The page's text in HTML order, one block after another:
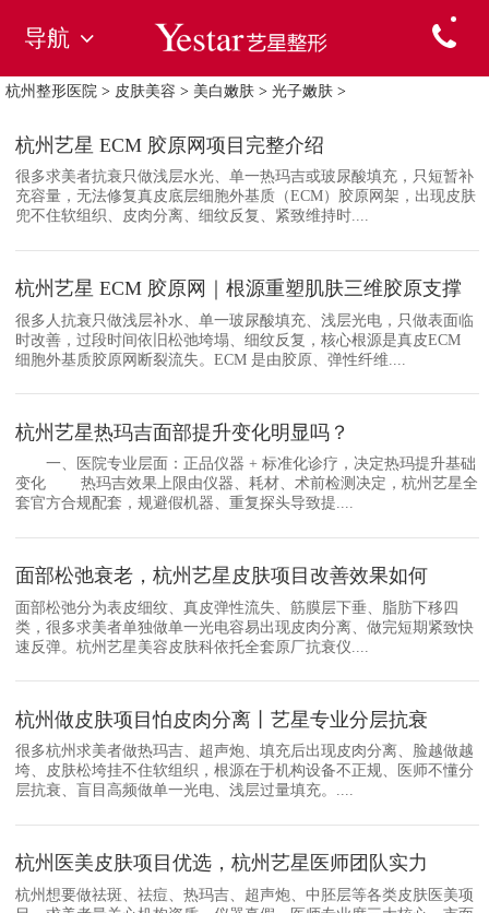
导航
杭州整形医院 > 皮肤美容 > 美白嫩肤 > 光子嫩肤 >
杭州艺星 ECM 胶原网项目完整介绍
很多求美者抗衰只做浅层水光、单一热玛吉或玻尿酸填充，只短暂补
充容量，无法修复真皮底层细胞外基质（ECM）胶原网架，出现皮肤
兜不住软组织、皮肉分离、细纹反复、紧致维持时....
杭州艺星 ECM 胶原网｜根源重塑肌肤三维胶原支撑
很多人抗衰只做浅层补水、单一玻尿酸填充、浅层光电，只做表面临
时改善，过段时间依旧松弛垮塌、细纹反复，核心根源是真皮ECM
细胞外基质胶原网断裂流失。ECM 是由胶原、弹性纤维....
杭州艺星热玛吉面部提升变化明显吗？
一、医院专业层面：正品仪器 + 标准化诊疗，决定热玛提升基础
变化 热玛吉效果上限由仪器、耗材、术前检测决定，杭州艺星全
套官方合规配套，规避假机器、重复探头导致提....
面部松弛衰老，杭州艺星皮肤项目改善效果如何
面部松弛分为表皮细纹、真皮弹性流失、筋膜层下垂、脂肪下移四
类，很多求美者单独做单一光电容易出现皮肉分离、做完短期紧致快
速反弹。杭州艺星美容皮肤科依托全套原厂抗衰仪....
杭州做皮肤项目怕皮肉分离丨艺星专业分层抗衰
很多杭州求美者做热玛吉、超声炮、填充后出现皮肉分离、脸越做越
垮、皮肤松垮挂不住软组织，根源在于机构设备不正规、医师不懂分
层抗衰、盲目高频做单一光电、浅层过量填充。....
杭州医美皮肤项目优选，杭州艺星医师团队实力
杭州想要做祛斑、祛痘、热玛吉、超声炮、中胚层等各类皮肤医美项